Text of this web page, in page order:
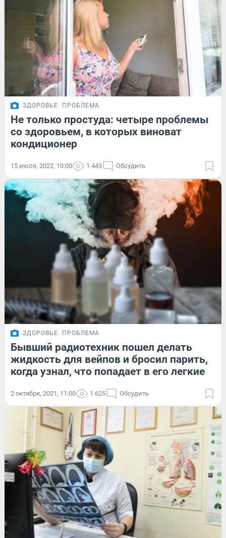
ЗДОРОВЬЕ ПРОБЛЕМА
Не только простуда: четыре проблемы
со здоровьем, в которых виноват
кондиционер
15 июля, 2022, 10:00 1 443 Обсудить
ЗДОРОВЬЕ ПРОБЛЕМА
Бывший радиотехник пошел делать
жидкость для вейпов и бросил парить,
когда узнал, что попадает в его легкие
2 октября, 2021, 11:00 1 625 Обсудить